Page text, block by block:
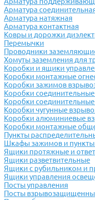
Арматура
Арматура натяжная
Арматура контактная
Ковры и дорожки
Перемычки
Проводники
Хомуты заземления для
Коробки и ящики
Коробки монтажные
Коробки зажимов
Коробки
Коробки
Коробки чугунные
Коробки алюминиевые
Коробки монтажные
Пункты
Шкафы зажимов и
Ящики протяжные и
Ящики разветвительные
Ящики с рубильником и
Ящики управления
Посты управления
Посты